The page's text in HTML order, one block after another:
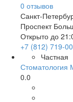
0 отзывов
Санкт-
Проспект
Открыто до
+7 (812) 719-
Частная
Стоматология
0.0